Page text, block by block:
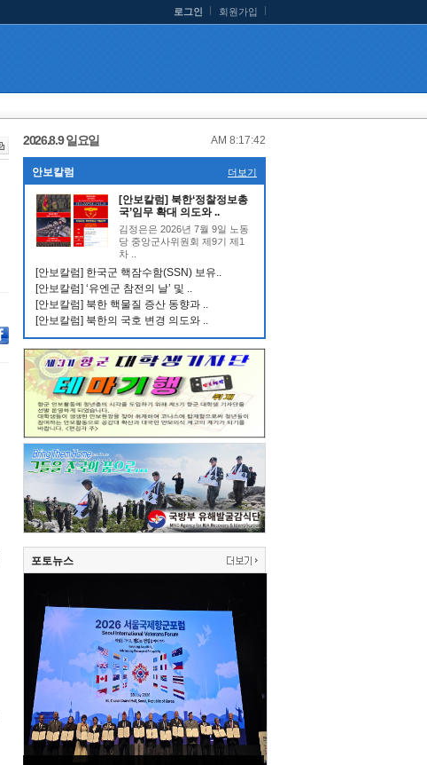
로그인 회원가입
2026.8.9 일요일 AM 8:17:43
안보칼럼 더보기
[안보칼럼] 북한‘정찰정보총
국’임무 확대 의도와 ..
김정은은 2026년 7월 9일 노동
당 중앙군사위원회 제9기 제1
차 ..
[안보칼럼] 한국군 핵잠수함(SSN) 보유..
[안보칼럼] ‘유엔군 참전의 날’ 및 ..
[안보칼럼] 북한 핵물질 증산 동향과 ..
[안보칼럼] 북한의 국호 변경 의도와 ..
포토뉴스